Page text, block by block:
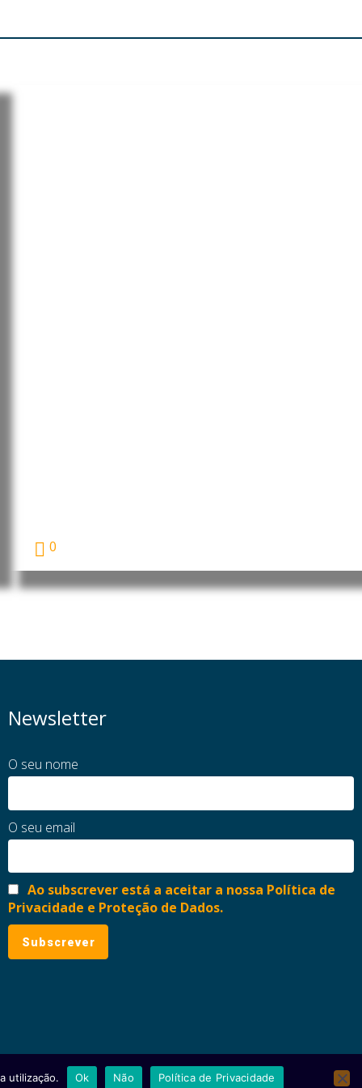
0
Newsletter
O seu nome
O seu email
Ao subscrever está a aceitar a nossa Política de
Privacidade e Proteção de Dados.
Política de Privacidade e Proteção de Dados
utilização. Ok Não Política de Privacidade